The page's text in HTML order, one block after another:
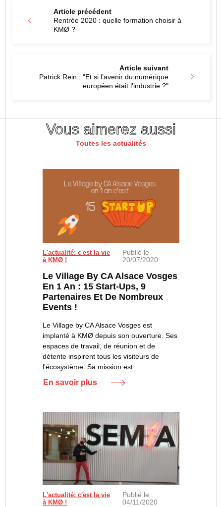
Article précédent
Rentrée 2020 : quelle formation choisir à
KMØ ?
Article suivant
Patrick Rein : "Et si l’avenir du numérique
européen était l’industrie ?"
Vous aimerez aussi
Toutes les actualités
L'actualité: c'est la vie
à KMØ !
Publié le
20/07/2020
Le Village By CA Alsace Vosges
En 1 An : 15 Start-Ups, 9
Partenaires Et De Nombreux
Events !
Le Village by CA Alsace Vosges est
implanté à KMØ depuis son ouverture. Ses
espaces de travail, de réunion et de
détente inspirent tous les visiteurs de
l’écosystème. Sa mission est…
En savoir plus
L'actualité: c'est la vie
à KMØ !
Publié le
04/11/2020